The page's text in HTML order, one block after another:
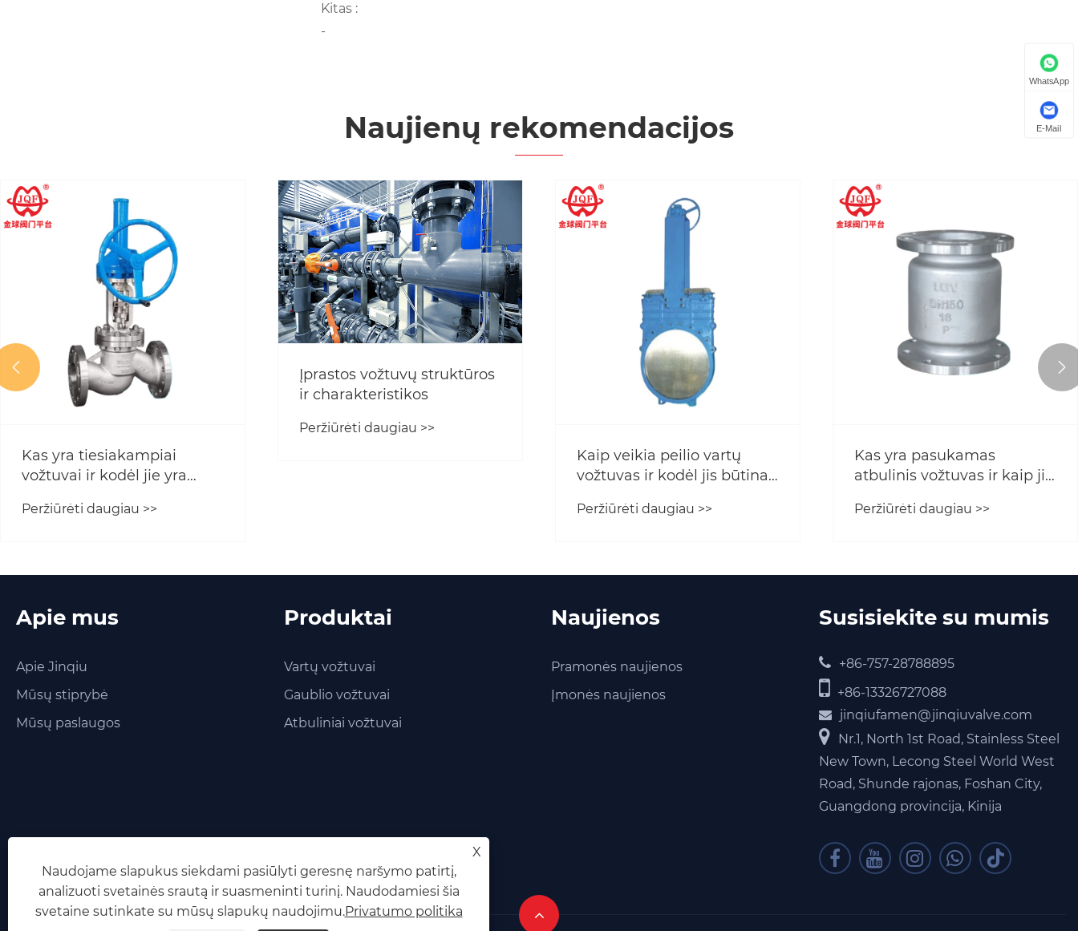
Kitas :
-
Naujienų rekomendacijos
Kas yra tiesiakampiai
vožtuvai ir kodėl jie yra
valdymui
Peržiūrėti daugiau >>
Įprastos vožtuvų struktūros
ir charakteristikos
Peržiūrėti daugiau >>
Kaip veikia peilio vartų
vožtuvas ir kodėl jis būtinas
reikmėms
Peržiūrėti daugiau >>
Kas yra pasukamas
atbulinis vožtuvas ir kaip jis
vamzdynų sistemose
Peržiūrėti daugiau >>
 
Apie mus
Apie Jinqiu
Mūsų stiprybė
Mūsų paslaugos
Produktai
Vartų vožtuvai
Gaublio vožtuvai
Atbuliniai vožtuvai
Naujienos
Pramonės naujienos
Įmonės naujienos
Susisiekite su mumis
+86-757-28788895
+86-13326727088
jinqiufamen@jinqiuvalve.com
Nr.1, North 1st Road, Stainless Steel
New Town, Lecong Steel World West
Road, Shunde rajonas, Foshan City,
Guangdong provincija, Kinija
WhatsApp
E-Mail
X
Naudojame slapukus siekdami pasiūlyti geresnę naršymo patirtį,
analizuoti svetainės srautą ir suasmeninti turinį. Naudodamiesi šia
svetaine sutinkate su mūsų slapukų naudojimu.Privatumo politika